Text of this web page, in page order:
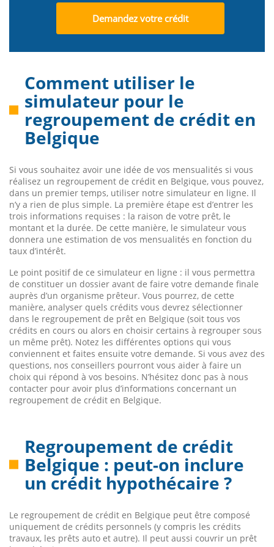
Demandez votre crédit
Comment utiliser le
simulateur pour le
regroupement de crédit en
Belgique
Si vous souhaitez avoir une idée de vos mensualités si vous
réalisez un regroupement de crédit en Belgique, vous pouvez,
dans un premier temps, utiliser notre simulateur en ligne. Il
n’y a rien de plus simple. La première étape est d’entrer les
trois informations requises : la raison de votre prêt, le
montant et la durée. De cette manière, le simulateur vous
donnera une estimation de vos mensualités en fonction du
taux d’intérêt.
Le point positif de ce simulateur en ligne : il vous permettra
de constituer un dossier avant de faire votre demande finale
auprès d’un organisme prêteur. Vous pourrez, de cette
manière, analyser quels crédits vous devrez sélectionner
dans le regroupement de prêt en Belgique (soit tous vos
crédits en cours ou alors en choisir certains à regrouper sous
un même prêt). Notez les différentes options qui vous
conviennent et faites ensuite votre demande. Si vous avez des
questions, nos conseillers pourront vous aider à faire un
choix qui répond à vos besoins. N’hésitez donc pas à nous
contacter pour avoir plus d’informations concernant un
regroupement de crédit en Belgique.
Regroupement de crédit
Belgique : peut-on inclure
un crédit hypothécaire ?
Le regroupement de crédit en Belgique peut être composé
uniquement de crédits personnels (y compris les crédits
travaux, les prêts auto et autre). Il peut aussi couvrir un prêt